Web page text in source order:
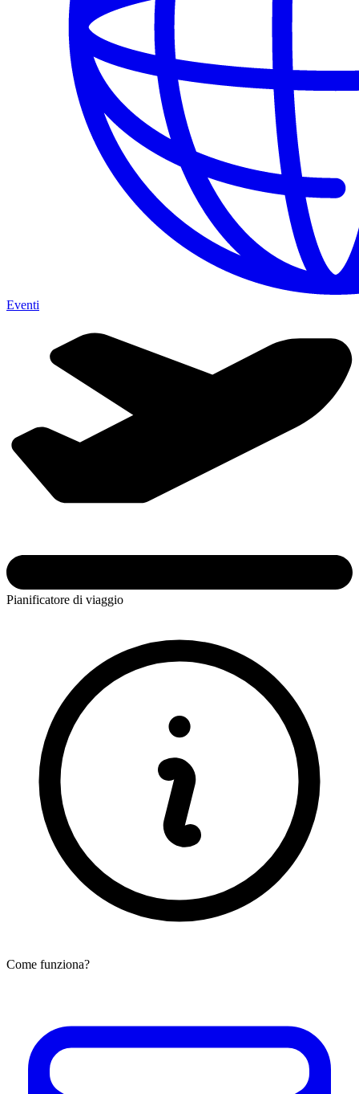
Eventi
Pianificatore di viaggio
Come funziona?